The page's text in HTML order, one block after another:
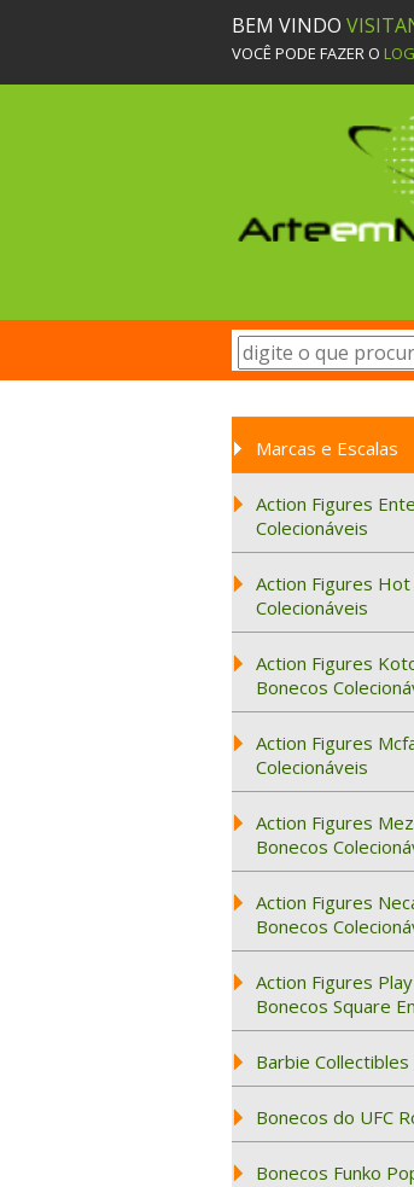
BEM VINDO
VOCÊ PODE FAZER O
Marcas e Escalas
Action Figures
Colecionáveis
Action Figures
Colecionáveis
Action Figures
Bonecos
Action Figures
Colecionáveis
Action Figures
Bonecos
Action Figures
Bonecos
Action Figures
Bonecos Square
Barbie Collectibles
Bonecos do UFC
Bonecos Funko